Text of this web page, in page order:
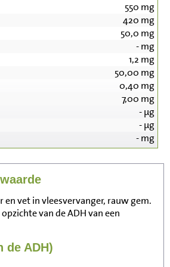
550 mg
420 mg
50,0 mg
-mg
1,2 mg
50,00 mg
0,40 mg
7,00 mg
-µg
-µg
-mg
en vet in vleesvervanger, rauw gem.
van de ADH van een
de ADH)